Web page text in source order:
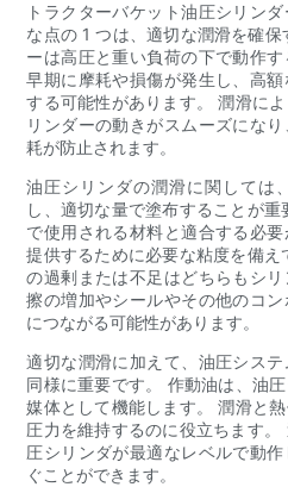
トラクターバケット油圧シリン
な点の 1 つは、適切な潤滑を確
ーは高圧と重い負荷の下で動作
早期に摩耗や損傷が発生し、高
する可能性があります。 潤滑に
リンダーの動きがスムーズにな
耗が防止されます。
油圧シリンダの潤滑に関しては
し、適切な量で塗布することが
で使用される材料と適合する必
提供するために必要な粘度を備
の過剰または不足はどちらもシ
擦の増加やシールやその他のコ
につながる可能性があります。
適切な潤滑に加えて、油圧シス
同様に重要です。 作動油は、油
媒体として機能します。 潤滑と
圧力を維持するのに役立ちます
圧シリンダが最適なレベルで動
ぐことができます。